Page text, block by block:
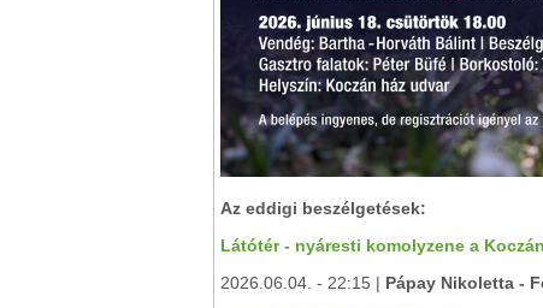
Az eddigi beszélgetések:
Látótér - nyáresti komolyzene a
2026.06.04. - 22:15 | Pápay Nikoletta -